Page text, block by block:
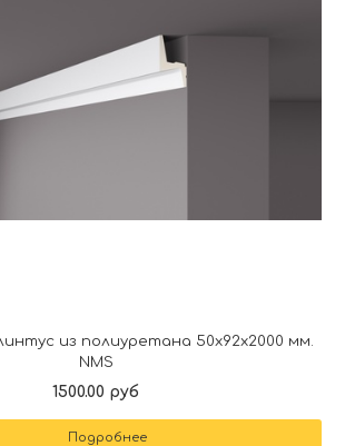
из полиуретана 50x92x2000 мм.
NMS
1500.00 руб
Подробнее